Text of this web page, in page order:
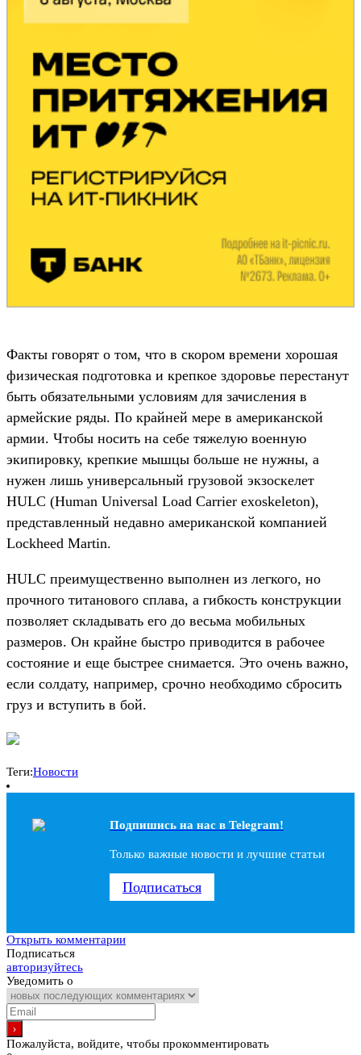
Факты говорят о том, что в скором времени хорошая
физическая подготовка и крепкое здоровье перестанут
быть обязательными условиям для зачисления в
армейские ряды. По крайней мере в американской
армии. Чтобы носить на себе тяжелую военную
экипировку, крепкие мышцы больше не нужны, а
нужен лишь универсальный грузовой экзоскелет
HULC (Human Universal Load Carrier exoskeleton),
представленный недавно американской компанией
Lockheed Martin.
HULC преимущественно выполнен из легкого, но
прочного титанового сплава, а гибкость конструкции
позволяет складывать его до весьма мобильных
размеров. Он крайне быстро приводится в рабочее
состояние и еще быстрее снимается. Это очень важно,
если солдату, например, срочно необходимо сбросить
груз и вступить в бой.
Теги:Новости
Подпишись на наc в Telegram!
Только важные новости и лучшие статьи
Подписаться
Открыть комментарии
Подписаться
авторизуйтесь
Уведомить о
Пожалуйста, войдите, чтобы прокомментировать